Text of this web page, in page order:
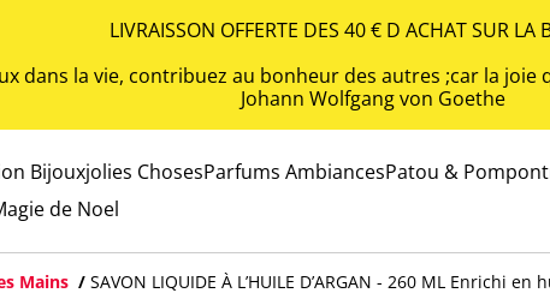
LIVRAISSON OFFERTE DES 40 € D ACHAT SUR LA
dans la vie, contribuez au bonheur des autres ;car la
Johann Wolfgang von Goethe
Bijouxjolies ChosesParfums AmbiancesPatou & Pompon
de Noel
Mains / SAVON LIQUIDE À L’HUILE D’ARGAN - 260 ML Enrichi